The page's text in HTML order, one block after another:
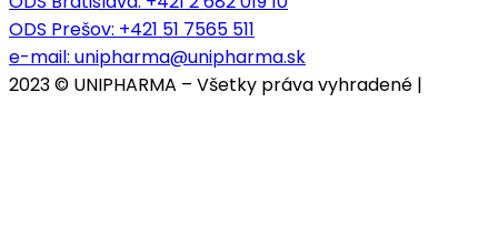
ODS Prešov: +421 51 7565 511
e-mail: unipharma@unipharma.sk
2023 © UNIPHARMA – Všetky práva vyhradené |